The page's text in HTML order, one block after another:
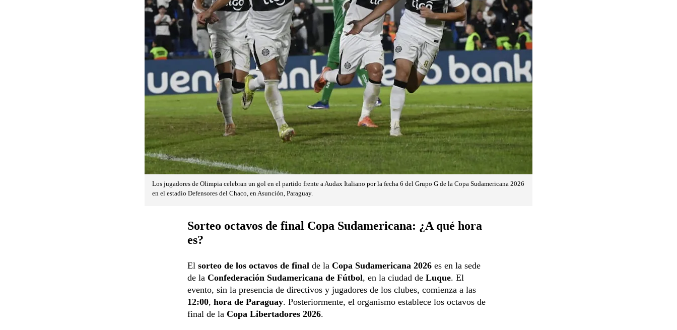
Los jugadores de Olimpia celebran un gol en el partido frente a Audax Italiano por la fecha 6 del Grupo G de la Copa Sudamericana 2026
en el estadio Defensores del Chaco, en Asunción, Paraguay.
Sorteo octavos de final Copa Sudamericana: ¿A qué hora
es?
El sorteo de los octavos de final de la Copa Sudamericana 2026 es en la sede
de la Confederación Sudamericana de Fútbol, en la ciudad de Luque. El
evento, sin la presencia de directivos y jugadores de los clubes, comienza a las
12:00, hora de Paraguay. Posteriormente, el organismo establece los octavos de
final de la Copa Libertadores 2026.